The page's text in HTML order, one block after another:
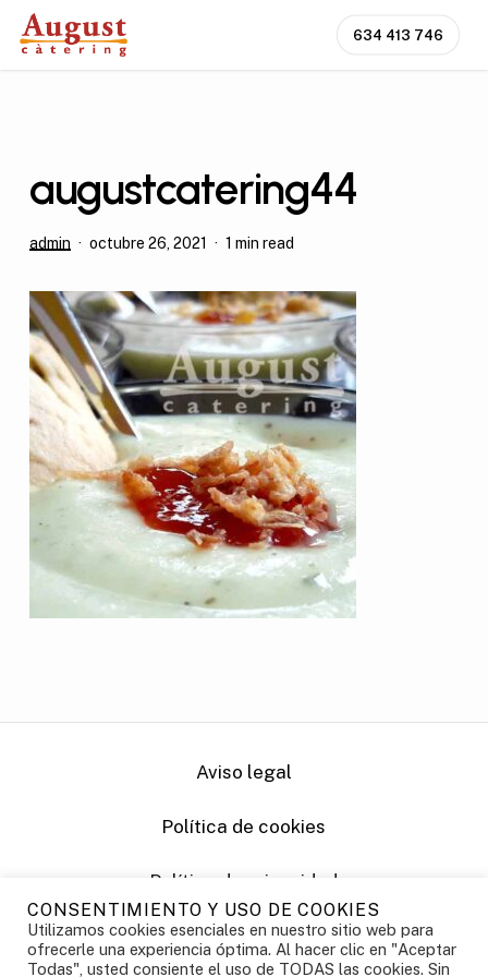
Skip
634 413 746
augustcatering44
admin octubre 26, 2021 1 min read
Aviso legal
Política de cookies
Política de privacidad
Powered by Vernetica
CONSENTIMIENTO Y USO DE COOKIES
Utilizamos cookies esenciales en nuestro sitio web para
ofrecerle una experiencia óptima. Al hacer clic en "Aceptar
Todas", usted consiente el uso de TODAS las cookies. Sin